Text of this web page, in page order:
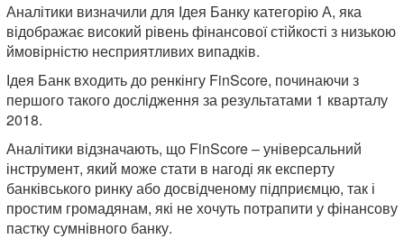
Аналітики визначили для Ідея Банку категорію А, яка
відображає високий рівень фінансової стійкості з низькою
ймовірністю несприятливих випадків.
Ідея Банк входить до ренкінгу FinScore, починаючи з
першого такого дослідження за результатами 1 кварталу
2018.
Аналітики відзначають, що FinScore – універсальний
інструмент, який може стати в нагоді як експерту
банківського ринку або досвідченому підприємцю, так і
простим громадянам, які не хочуть потрапити у фінансову
пастку сумнівного банку.